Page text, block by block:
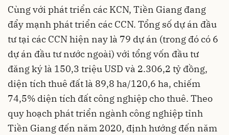
Cùng với phát triển các KCN, Tiền Giang đang
đẩy mạnh phát triển các CCN. Tổng số dự án đầu
tư tại các CCN hiện nay là 79 dự án (trong đó có 6
dự án đầu tư nước ngoài) với tổng vốn đầu tư
đăng ký là 150,3 triệu USD và 2.306,2 tỷ đồng,
diện tích thuê đất là 89,8 ha/120,6 ha, chiếm
74,5% diện tích đất công nghiệp cho thuê. Theo
quy hoạch phát triển ngành công nghiệp tỉnh
Tiền Giang đến năm 2020, định hướng đến năm